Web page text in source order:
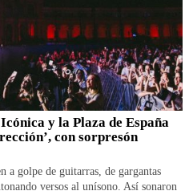
y la Plaza de España
con sorpresón
a golpe de guitarras, de gargantas
versos al unísono. Así sonaron